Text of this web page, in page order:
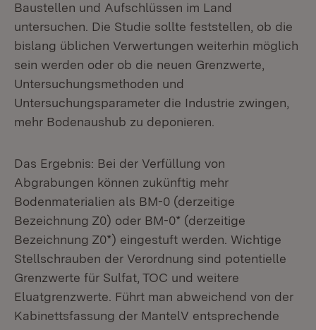
Baustellen und Aufschlüssen im Land
untersuchen. Die Studie sollte feststellen, ob die
bislang üblichen Verwertungen weiterhin möglich
sein werden oder ob die neuen Grenzwerte,
Untersuchungsmethoden und
Untersuchungsparameter die Industrie zwingen,
mehr Bodenaushub zu deponieren.
Das Ergebnis: Bei der Verfüllung von
Abgrabungen können zukünftig mehr
Bodenmaterialien als BM-0 (derzeitige
Bezeichnung Z0) oder BM-0* (derzeitige
Bezeichnung Z0*) eingestuft werden. Wichtige
Stellschrauben der Verordnung sind potentielle
Grenzwerte für Sulfat, TOC und weitere
Eluatgrenzwerte. Führt man abweichend von der
Kabinettsfassung der MantelV entsprechende